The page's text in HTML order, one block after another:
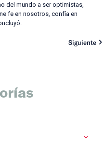
del mundo a ser optimistas,
fe en nosotros, confía en
Siguiente